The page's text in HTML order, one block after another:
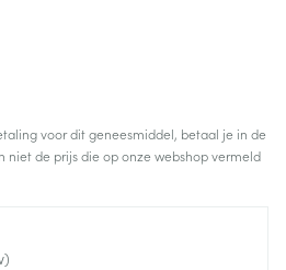
voor dit geneesmiddel, betaal je in de
niet de prijs die op onze webshop vermeld